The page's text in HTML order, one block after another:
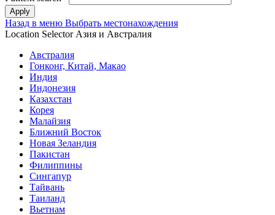
Назад в меню Выбрать местонахождения
Location Selector Азия и Австралия
Австралия
Гонконг, Китай, Макао
Индия
Индонезия
Казахстан
Корея
Малайзия
Ближний Восток
Новая Зеландия
Пакистан
Филиппины
Сингапур
Тайвань
Таиланд
Вьетнам